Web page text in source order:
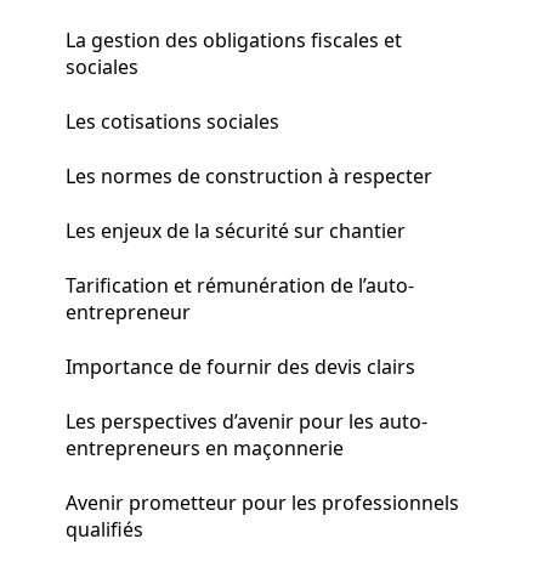
La gestion des obligations fiscales et
sociales
Les cotisations sociales
Les normes de construction à respecter
Les enjeux de la sécurité sur chantier
Tarification et rémunération de l’auto-
entrepreneur
Importance de fournir des devis clairs
Les perspectives d’avenir pour les auto-
entrepreneurs en maçonnerie
Avenir prometteur pour les professionnels
qualifiés